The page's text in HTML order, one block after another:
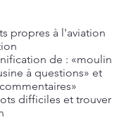
propres à l'aviation
de : «moulin
à questions» et
difficiles et trouver